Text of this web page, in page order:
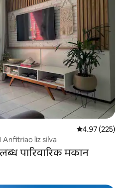
औसत रेटिंग 5 में से
4.97 (225)
Anfitriao liz silva
पारिवारिक मकान